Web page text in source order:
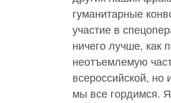
гуманитарные
участие в
ничего лучше, как
неотъемлемую
всероссийской, но
мы все гордимся.